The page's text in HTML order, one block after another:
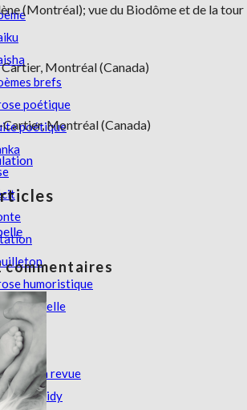
brefs
poétique
poétique
humoristique
en revue
de Didy
(Montréal); vue du Biodôme et de la tour
Montréal (Canada)
Montréal (Canada)